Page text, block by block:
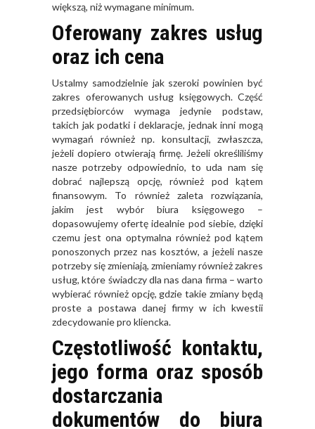
większą, niż wymagane minimum.
Oferowany zakres usług
oraz ich cena
Ustalmy samodzielnie jak szeroki powinien być
zakres oferowanych usług księgowych. Część
przedsiębiorców wymaga jedynie podstaw,
takich jak podatki i deklaracje, jednak inni mogą
wymagań również np. konsultacji, zwłaszcza,
jeżeli dopiero otwierają firmę. Jeżeli określiliśmy
nasze potrzeby odpowiednio, to uda nam się
dobrać najlepszą opcję, również pod kątem
finansowym. To również zaleta rozwiązania,
jakim jest wybór biura księgowego –
dopasowujemy ofertę idealnie pod siebie, dzięki
czemu jest ona optymalna również pod kątem
ponoszonych przez nas kosztów, a jeżeli nasze
potrzeby się zmieniają, zmieniamy również zakres
usług, które świadczy dla nas dana firma – warto
wybierać również opcję, gdzie takie zmiany będą
proste a postawa danej firmy w ich kwestii
zdecydowanie pro kliencka.
Częstotliwość kontaktu,
jego forma oraz sposób
dostarczania
dokumentów do biura